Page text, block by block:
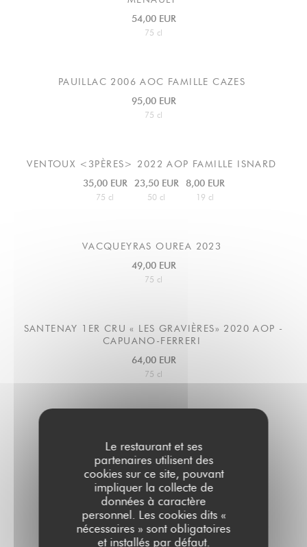
Le restaurant et ses
partenaires utilisent des
cookies sur ce site, pouvant
impliquer la collecte de
données à caractère
personnel. Les cookies dits «
nécessaires » sont obligatoires
et installés par défaut.
54,00 EUR
75 cl
PAUILLAC 2006 AOC FAMILLE CAZES
95,00 EUR
75 cl
VENTOUX <3PÈRES> 2022 AOP FAMILLE ISNARD
35,00 EUR
75 cl
23,50 EUR
50 cl
8,00 EUR
19 cl
VACQUEYRAS OUREA 2023
49,00 EUR
75 cl
SANTENAY 1ER CRU « LES GRAVIÈRES» 2020 AOP -
CAPUANO-FERRERI
64,00 EUR
75 cl
IGP Joseph Paillé
39,00 EUR
75 cl
26,00 EUR
50cl
ROUSSILLON LA PETITE SŒUR 2022